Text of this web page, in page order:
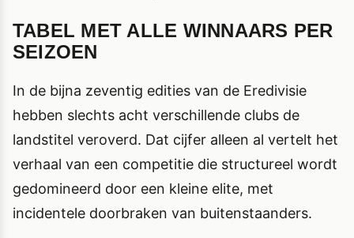
TABEL MET ALLE WINNAARS PER
SEIZOEN
In de bijna zeventig edities van de Eredivisie
hebben slechts acht verschillende clubs de
landstitel veroverd. Dat cijfer alleen al vertelt het
verhaal van een competitie die structureel wordt
gedomineerd door een kleine elite, met
incidentele doorbraken van buitenstaanders.